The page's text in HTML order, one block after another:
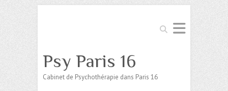
Search
Psy Paris 16
Cabinet de Psychothérapie dans Paris 16